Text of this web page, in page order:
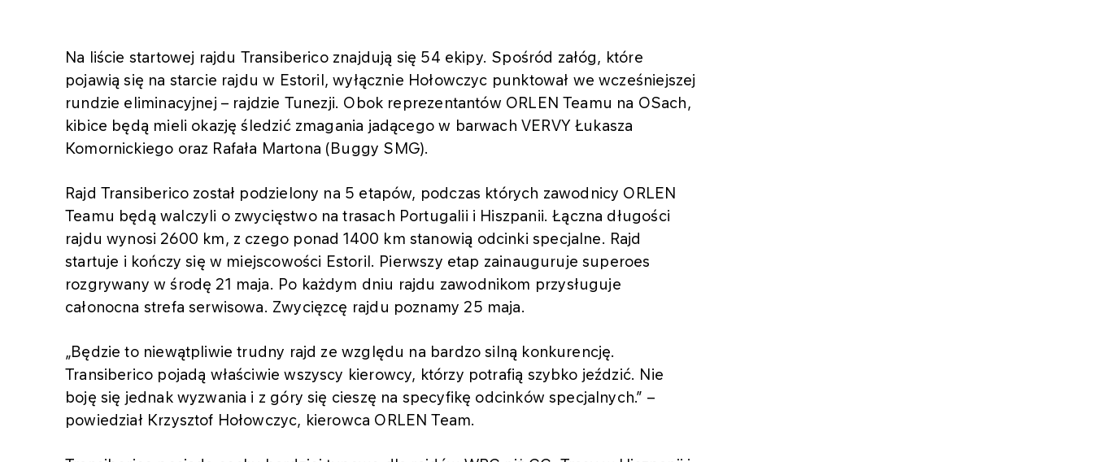
Na liście startowej rajdu Transiberico znajdują się 54 ekipy. Spośród załóg, które
pojawią się na starcie rajdu w Estoril, wyłącznie Hołowczyc punktował we wcześniejszej
rundzie eliminacyjnej – rajdzie Tunezji. Obok reprezentantów ORLEN Teamu na OSach,
kibice będą mieli okazję śledzić zmagania jadącego w barwach VERVY Łukasza
Komornickiego oraz Rafała Martona (Buggy SMG).
Rajd Transiberico został podzielony na 5 etapów, podczas których zawodnicy ORLEN
Teamu będą walczyli o zwycięstwo na trasach Portugalii i Hiszpanii. Łączna długości
rajdu wynosi 2600 km, z czego ponad 1400 km stanowią odcinki specjalne. Rajd
startuje i kończy się w miejscowości Estoril. Pierwszy etap zainauguruje superoes
rozgrywany w środę 21 maja. Po każdym dniu rajdu zawodnikom przysługuje
całonocna strefa serwisowa. Zwycięzcę rajdu poznamy 25 maja.
„Będzie to niewątpliwie trudny rajd ze względu na bardzo silną konkurencję.
Transiberico pojadą właściwie wszyscy kierowcy, którzy potrafią szybko jeździć. Nie
boję się jednak wyzwania i z góry się cieszę na specyfikę odcinków specjalnych.” –
powiedział Krzysztof Hołowczyc, kierowca ORLEN Team.